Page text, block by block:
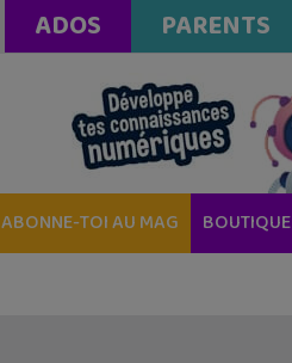
ADOS PARENTS
ABONNE-TOI AU MAG BOUTIQUE